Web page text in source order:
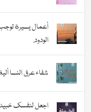
أعمال يسيرة
الودود.
شفاء عرق النسا
اجعل لنفسك